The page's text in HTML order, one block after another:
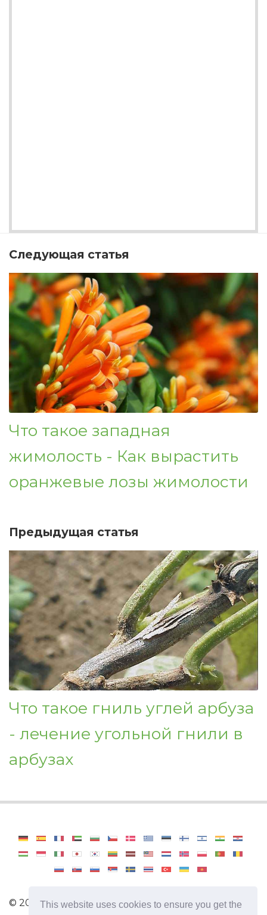
This website uses cookies to ensure you get the
Следующая статья
Что такое западная
жимолость - Как вырастить
оранжевые лозы жимолости
Предыдущая статья
Что такое гниль углей арбуза
- лечение угольной гнили в
арбузах
© 2026Haenselblatt